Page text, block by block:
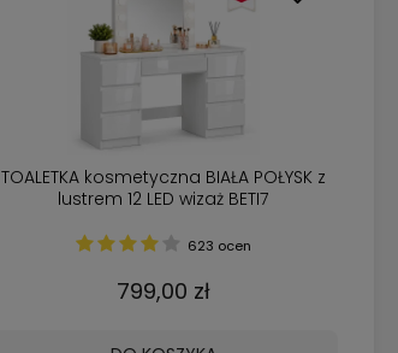
TOALETKA kosmetyczna BIAŁA POŁYSK z
lustrem 12 LED wizaż BETI7
623 ocen
799,00 zł